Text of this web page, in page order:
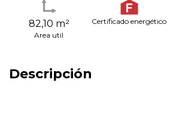
82,10 m²
Area util
Certificado energético
Descripción